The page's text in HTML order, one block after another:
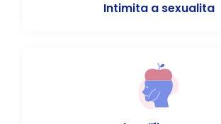
Intimita a sexualita